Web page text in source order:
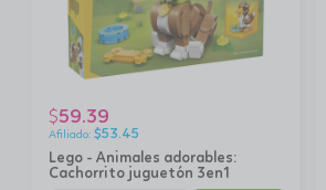
Lego - Animales adorables:
Cachorrito juguetón 3en1
$59.39
$53.45